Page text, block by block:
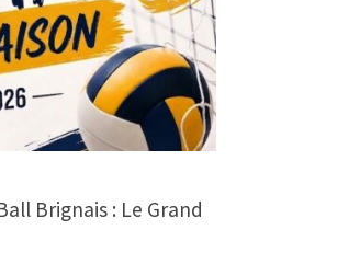
Brignais : Le Grand